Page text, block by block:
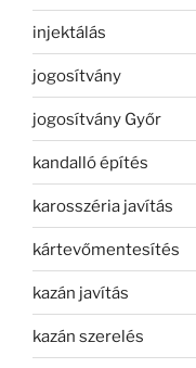
injektálás
jogosítvány
jogosítvány Győr
kandalló építés
karosszéria javítás
kártevőmentesítés
kazán javítás
kazán szerelés